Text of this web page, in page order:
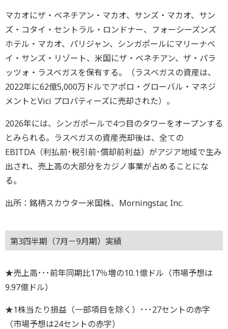
マカオにザ・ベネチアン・マカオ、サンズ・マカオ、サン
ズ・コタイ・セントラル・ロンドナー、フォーシーズンズ
ホテル・マカオ、パリジャン、シンガポールにマリーナベ
イ・サンズ・リゾート、米国にザ・ベネチアン、ザ・パラ
ッツォ・ラスベガスを保有する。（ラスベガスの資産は、
2022年に62億5,000万ドルでアポロ・グローバル・マネジ
メントとVici プロパティーズに売却された）。
2026年には、シンガポールで4つ目のタワーをオープンする
とみられる。ラスベガスの資産売却後は、全ての
EBITDA（利払前･税引前･償却前利益）がアジア地域で生み
出され、売上高の大部分をカジノ事業が占めることにな
る。
出所：銘柄スカウター米国株、Morningstar, Inc.
第3四半期（7月－9月期）実績
★売上高･･･前年同期比17％増の10.1億ドル（市場予想は
9.97億ドル）
★1株当たり損益（一部項目を除く）･･･27セントの赤字
（市場予想は24セントの赤字）